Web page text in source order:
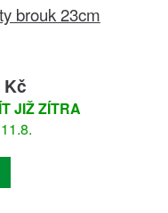
brouk 23cm
Kč
JIŽ ZÍTRA